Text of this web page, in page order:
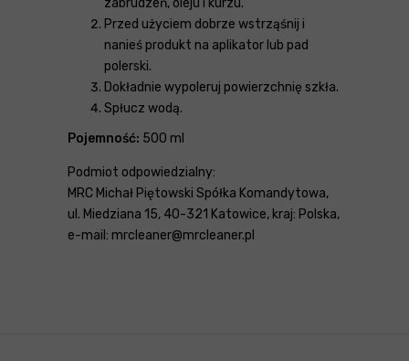
Przed użyciem dobrze wstrząśnij i
nanieś produkt na aplikator lub pad
polerski.
Dokładnie wypoleruj powierzchnię szkła.
Spłucz wodą.
Pojemność: 500 ml
Podmiot odpowiedzialny:
MRC Michał Piętowski Spółka Komandytowa,
ul. Miedziana 15, 40-321 Katowice, kraj: Polska,
e-mail: mrcleaner@mrcleaner.pl